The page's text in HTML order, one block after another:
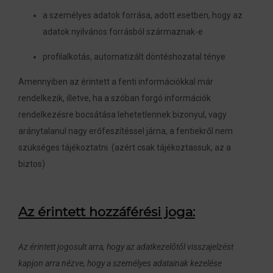
a személyes adatok forrása, adott esetben, hogy az
adatok nyilvános forrásból származnak-e
profilalkotás, automatizált döntéshozatal ténye
Amennyiben az érintett a fenti információkkal már
rendelkezik, illetve, ha a szóban forgó információk
rendelkezésre bocsátása lehetetlennek bizonyul, vagy
aránytalanul nagy erőfeszítéssel járna, a fentiekről nem
szükséges tájékoztatni. (azért csak tájékoztassuk, az a
biztos)
Az érintett hozzáférési joga:
Az érintett jogosult arra, hogy az adatkezelőtől visszajelzést
kapjon arra nézve, hogy a személyes adatainak kezelése